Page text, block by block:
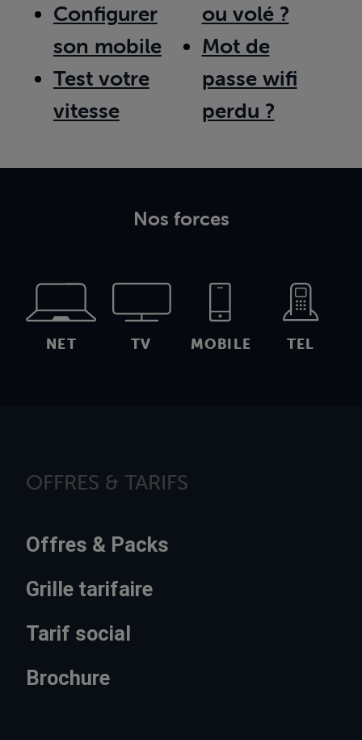
Configurer
son mobile
Test votre
vitesse
ou volé ?
Mot de
passe wifi
perdu ?
Nos forces
NET TV MOBILE TEL
OFFRES & TARIFS
Offres & Packs
Grille tarifaire
Tarif social
Brochure